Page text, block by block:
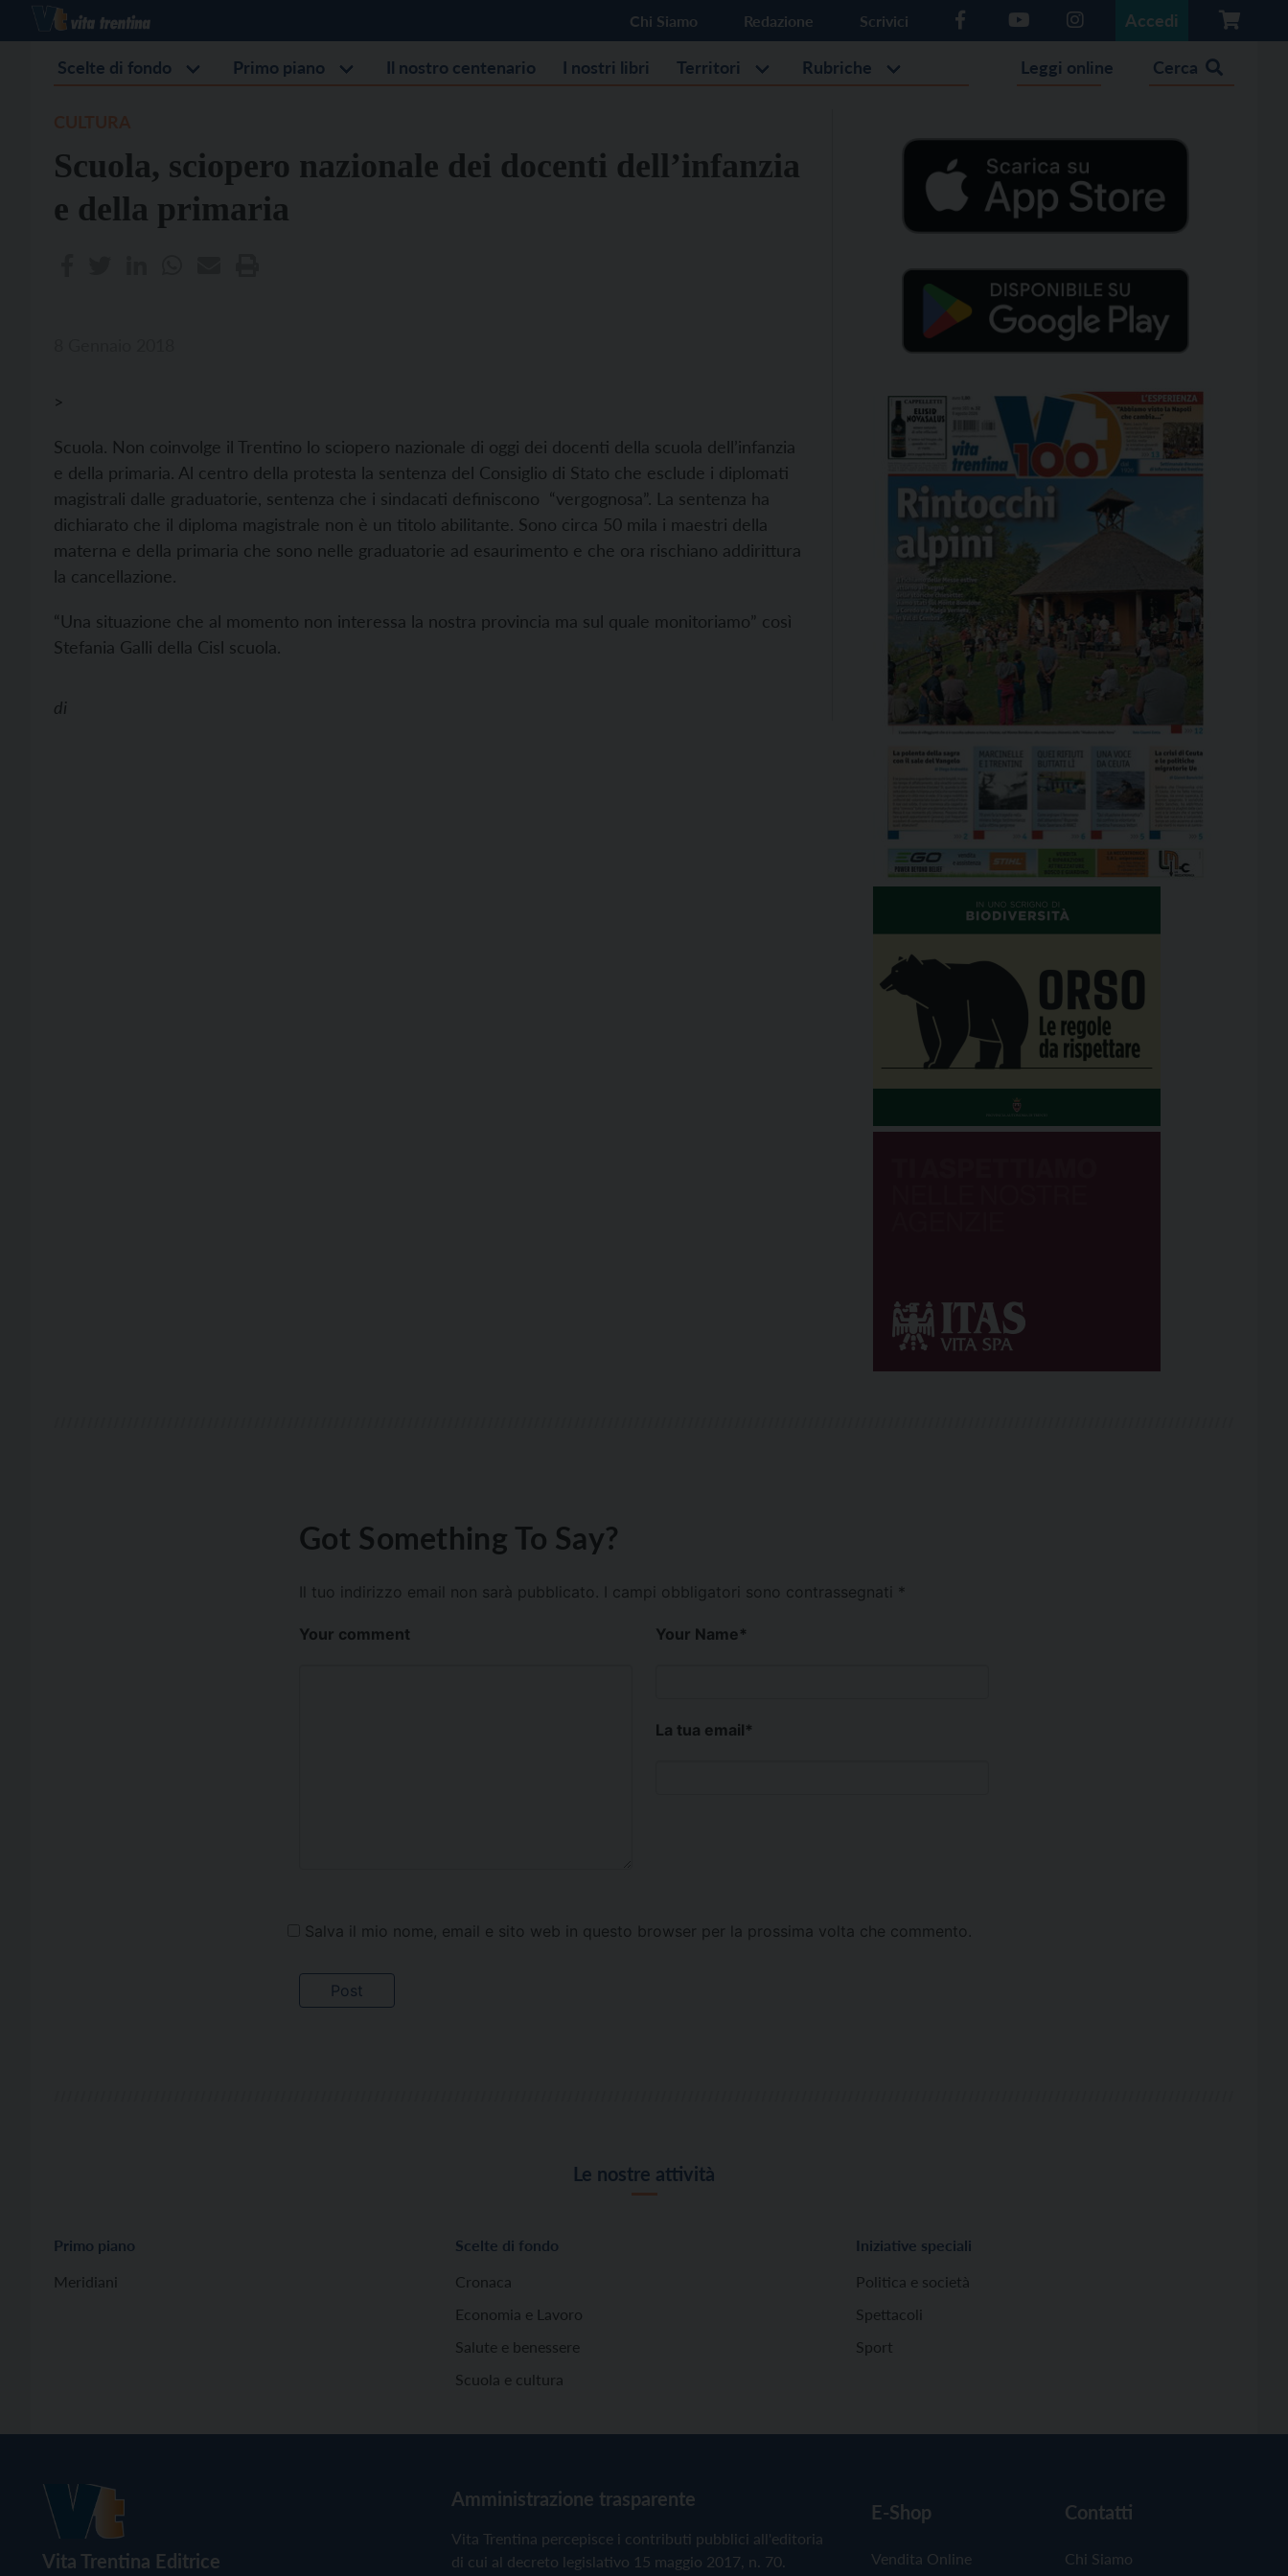
Chi Siamo Redazione Scrivici Accedi
Scelte di fondo Primo piano Il nostro centenario I nostri libri Territori Rubriche Leggi online Cerca
Scuola, sciopero nazionale dei docenti dell’infanzia
e della primaria
>
Scuola. Non coinvolge il Trentino lo sciopero nazionale di oggi dei docenti della scuola dell’infanzia
e della primaria. Al centro della protesta la sentenza del Consiglio di Stato che esclude i diplomati
magistrali dalle graduatorie, sentenza che i sindacati definiscono “vergognosa”. La sentenza ha
dichiarato che il diploma magistrale non è un titolo abilitante. Sono circa 50 mila i maestri della
materna e della primaria che sono nelle graduatorie ad esaurimento e che ora rischiano addirittura
la cancellazione.
“Una situazione che al momento non interessa la nostra provincia ma sul quale monitoriamo” così
Stefania Galli della Cisl scuola.
di
Got Something To Say?
Il tuo indirizzo email non sarà pubblicato. I campi obbligatori sono contrassegnati *
Your comment Your Name*
La tua email*
Salva il mio nome, email e sito web in questo browser per la prossima volta che commento.
Le nostre attività
Primo piano
Meridiani
Scelte di fondo
Cronaca
Economia e Lavoro
Salute e benessere
Scuola e cultura
Iniziative speciali
Politica e società
Spettacoli
Sport
Vita Trentina Editrice
Amministrazione trasparente
Vita Trentina percepisce i contributi pubblici all'editoria
di cui al decreto legislativo 15 maggio 2017, n. 70.
E-Shop
Vendita Online
Contatti
Chi Siamo